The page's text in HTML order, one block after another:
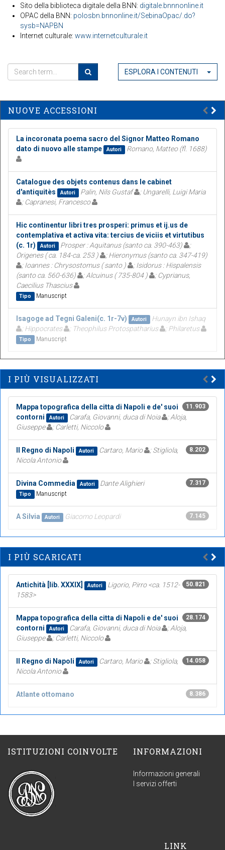
Sito della biblioteca digitale della BNN: digitale.bnnnonline.it
OPAC della BNN: polosbn.bnnonline.it/SebinaOpac/.do?
sysb=NAPBN
Internet culturale: www.internetculturale.it
ESPLORA I CONTENUTI
NUOVE ACCESSIONI
La incoronata poema sacro del Signor Matteo Romano
dato di nuovo alle stampe
Autori Romano, Matteo (fl. 1688)
Catalogue des objets contenus dans le cabinet
d'antiquitès
Autori Palin, Nils Gustaf
; Ungarelli, Luigi Maria
; Capranesi, Francesco
Hic continentur libri tres prosperi: primus et ij.us de
contemplativa et activa vita: tercius de viciis et virtutibus
(c. 1r)
Autori Prosper : Aquitanus (santo ca. 390-463)
;
Origenes ( ca. 184-ca. 253 )
; Hieronymus (santo ca. 347-419)
; Ioannes : Chrysostomus ( santo )
; Isidorus : Hispalensis
(santo ca. 560-636)
; Alcuinus ( 735-804 )
; Cyprianus,
Caecilius Thascius
Tipo Manuscript
Isagoge ad Tegni Galeni(c. 1r-7v) Autori
Hunayn ibn Ishaq
; Hippocrates
; Theophilus Protospatharius ; Philaretus
Tipo Manuscript
I PIÙ VISUALIZZATI
11.903
Mappa topografica della citta di Napoli e de' suoi
contorni
Autori Carafa, Giovanni, duca di Noia
; Aloja,
Giuseppe
; Carletti, Niccolo
8.202
Il Regno di Napoli Autori Cartaro, Mario
; Stigliola,
Nicola Antonio
7.317
Divina Commedia Autori Dante Alighieri
Tipo Manuscript
7.145
A Silvia Autori Giacomo Leopardi
I PIÙ SCARICATI
50.821
Antichità [lib. XXXIX] Autori
Ligorio, Pirro <ca. 1512-
1583>
28.174
Mappa topografica della citta di Napoli e de' suoi
contorni
Autori Carafa, Giovanni, duca di Noia
; Aloja,
Giuseppe
; Carletti, Niccolo
14.058
Il Regno di Napoli Autori Cartaro, Mario
; Stigliola,
Nicola Antonio
8.386
Atlante ottomano
ISTITUZIONI COINVOLTE INFORMAZIONI
Informazioni generali
I servizi offerti
LINK